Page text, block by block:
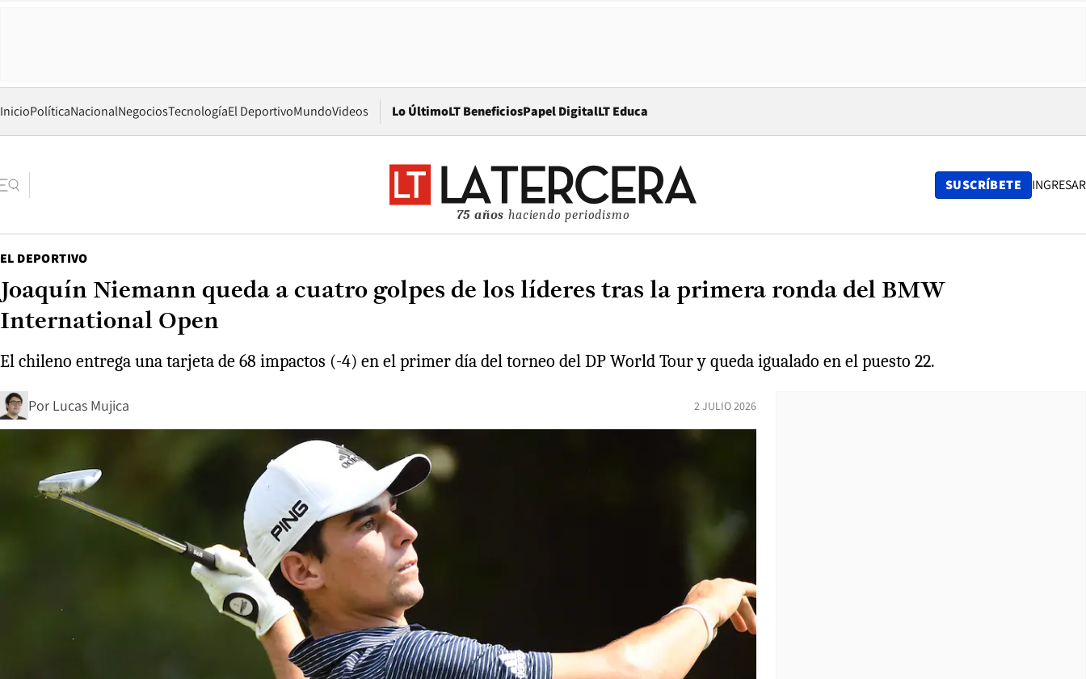
InicioPolíticaNacionalNegociosTecnologíaEl DeportivoMundoVideos Lo ÚltimoLT BeneficiosPapel DigitalOpens in new window
LT Educa
75 años haciendo periodismo
SUSCRÍBETE INGRESAR
EL DEPORTIVO
Joaquín Niemann queda a cuatro golpes de los líderes tras la primera ronda del BMW
International Open
El chileno entrega una tarjeta de 68 impactos (-4) en el primer día del torneo del DP World Tour y queda igualado en el puesto 22.
Por Lucas Mujica 2 JULIO 2026